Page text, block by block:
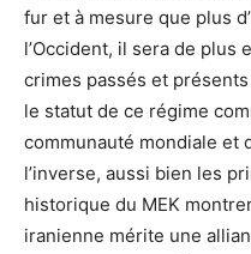
fur et à mesure que plus
l’Occident, il sera de
crimes passés et
le statut de ce régime
communauté mondiale et
l’inverse, aussi bien les
historique du MEK
iranienne mérite une